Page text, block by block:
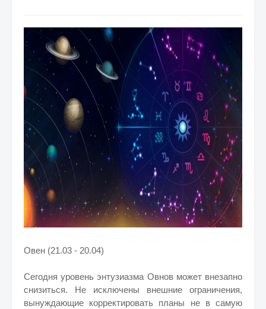
Овен (21.03 - 20.04)
Сегодня уровень энтузиазма Овнов может внезапно
снизиться. Не исключены внешние ограничения,
вынуждающие корректировать планы не в самую